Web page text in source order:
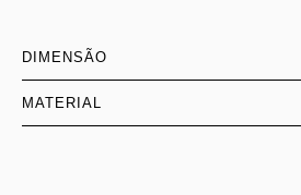
DIMENSÃO
MATERIAL